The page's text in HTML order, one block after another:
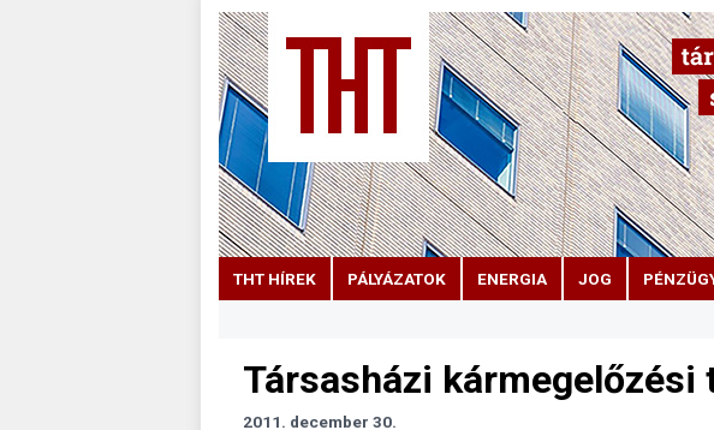
THT HÍREK PÁLYÁZATOK ENERGIA JOG
Társasházi
2011. december 30.